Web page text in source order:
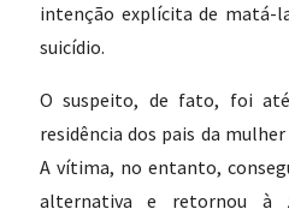
intenção explícita de matá-
suicídio.
O suspeito, de fato, foi
residência dos pais da
A vítima, no entanto,
alternativa e retornou à